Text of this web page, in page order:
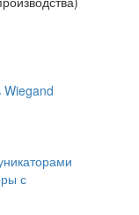
Wiegand
с